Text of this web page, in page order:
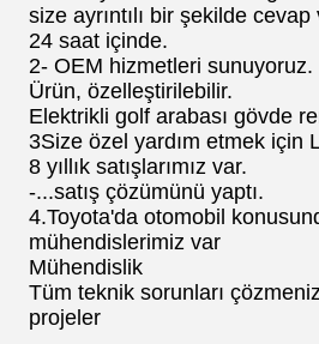
size ayrıntılı bir şekilde
24 saat içinde.
2- OEM hizmetleri sunuyoruz.
Ürün, özelleştirilebilir.
Elektrikli golf arabası gövde
3Size özel yardım etmek için
8 yıllık satışlarımız var.
-...satış çözümünü yaptı.
4.Toyota'da otomobil
mühendislerimiz var
Mühendislik
Tüm teknik sorunları
projeler